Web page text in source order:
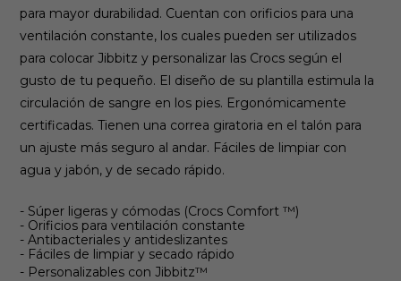
para mayor durabilidad. Cuentan con orificios para una
ventilación constante, los cuales pueden ser utilizados
para colocar Jibbitz y personalizar las Crocs según el
gusto de tu pequeño. El diseño de su plantilla estimula la
circulación de sangre en los pies. Ergonómicamente
certificadas.Tienen una correa giratoria en el talón para
un ajuste más seguro al andar. Fáciles de limpiar con
agua y jabón, y de secado rápido.
- Súper ligeras y cómodas (Crocs Comfort ™)
- Orificios para ventilación constante
- Antibacteriales y antideslizantes
- Fáciles de limpiar y secado rápido
- Personalizables con Jibbitz™